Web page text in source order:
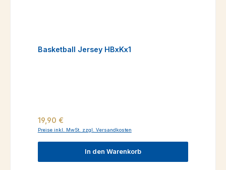
Basketball Jersey HBxKx1
Regulärer Preis:
19,90 €
Preise inkl. MwSt. zzgl. Versandkosten
In den Warenkorb